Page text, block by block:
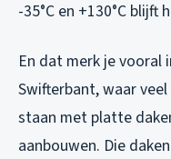
-35°C en +130°C blijft
En dat merk je vooral
Swifterbant, waar veel
staan met platte
aanbouwen. Die